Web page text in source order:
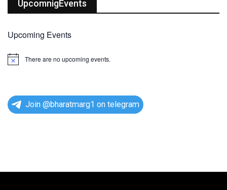
UpcomnigEvents
Upcoming Events
N
e
There are no upcoming events.
Join @bharatmarg1 on telegram